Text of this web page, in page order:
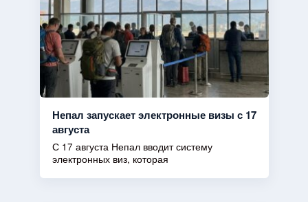
Непал запускает электронные визы с 17
августа
С 17 августа Непал вводит систему
электронных виз, которая